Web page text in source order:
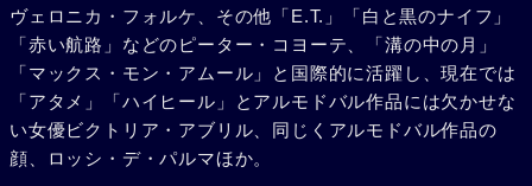
ヴェロニカ・フォルケ、その他「E.T.」「白と黒のナイフ」
「赤い航路」などのピーター・コヨーテ、「溝の中の月」
「マックス・モン・アムール」と国際的に活躍し、現在では
「アタメ」「ハイヒール」とアルモドバル作品には欠かせな
い女優ビクトリア・アブリル、同じくアルモドバル作品の
顔、ロッシ・デ・パルマほか。